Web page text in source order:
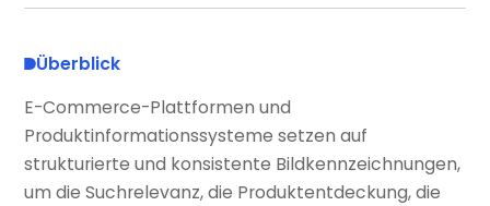
Überblick
E-Commerce-Plattformen und
Produktinformationssysteme setzen auf
strukturierte und konsistente Bildkennzeichnungen,
um die Suchrelevanz, die Produktentdeckung, die